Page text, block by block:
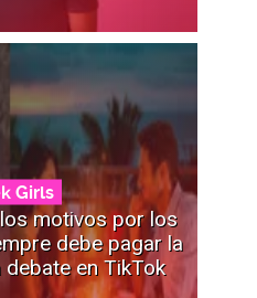
Girls
motivos por los
debe pagar la
en TikTok